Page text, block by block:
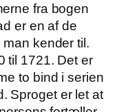
fra bogen
er en af de
kender til.
til 1721. Det er
to bind i serien
Sproget er let at